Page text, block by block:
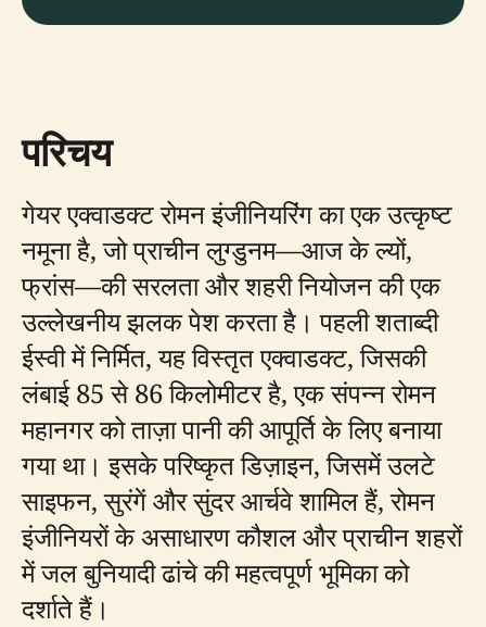
परिचय
गेयर एक्वाडक्ट रोमन इंजीनियरिंग का एक उत्कृष्ट
नमूना है, जो प्राचीन लुग्डुनम—आज के ल्यों,
फ्रांस—की सरलता और शहरी नियोजन की एक
उल्लेखनीय झलक पेश करता है। पहली शताब्दी
ईस्वी में निर्मित, यह विस्तृत एक्वाडक्ट, जिसकी
लंबाई 85 से 86 किलोमीटर है, एक संपन्न रोमन
महानगर को ताज़ा पानी की आपूर्ति के लिए बनाया
गया था। इसके परिष्कृत डिज़ाइन, जिसमें उलटे
साइफन, सुरंगें और सुंदर आर्चवे शामिल हैं, रोमन
इंजीनियरों के असाधारण कौशल और प्राचीन शहरों
में जल बुनियादी ढांचे की महत्वपूर्ण भूमिका को
दर्शाते हैं।